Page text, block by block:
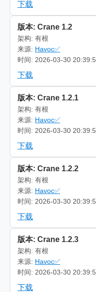
下载
版本: Crane 1.2
架构: 有根
来源: Havoc✅
时间: 2026-03-30
下载
版本: Crane 1.2.1
架构: 有根
来源: Havoc✅
时间: 2026-03-30
下载
版本: Crane 1.2.2
架构: 有根
来源: Havoc✅
时间: 2026-03-30
下载
版本: Crane 1.2.3
架构: 有根
来源: Havoc✅
时间: 2026-03-30
下载